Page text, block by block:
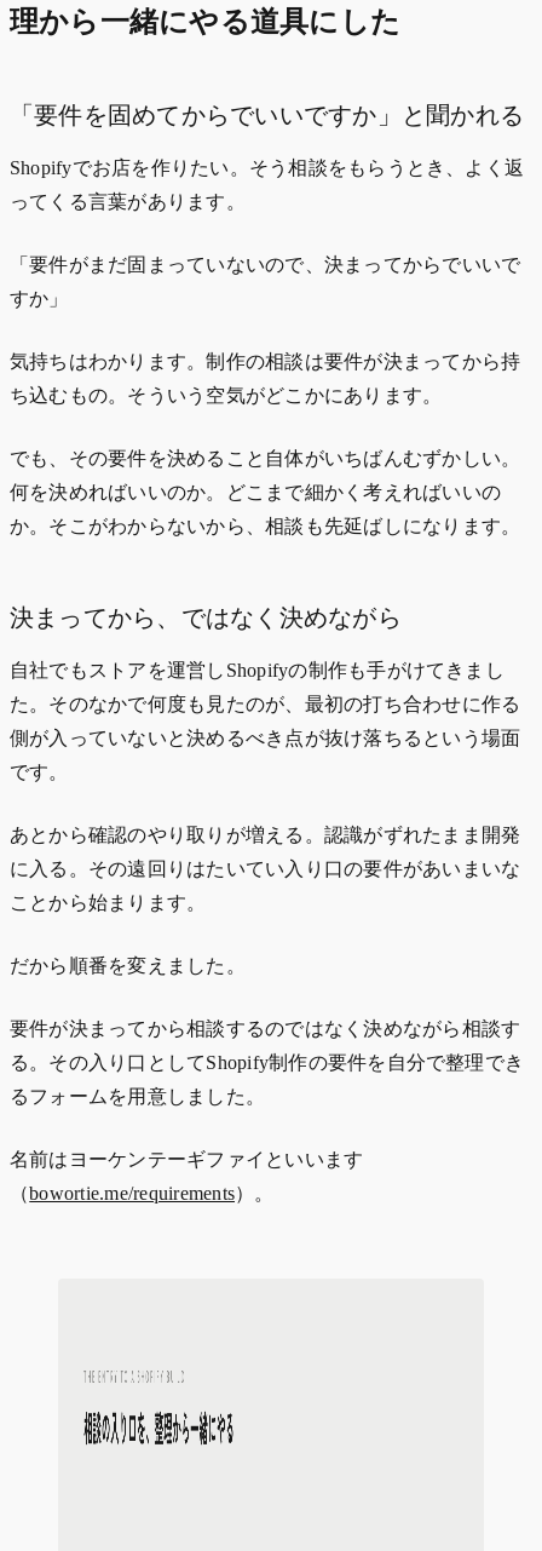
理から一緒にやる道具にした
「要件を固めてからでいいですか」と聞かれる
Shopifyでお店を作りたい。そう相談をもらうとき、よく返
ってくる言葉があります。
「要件がまだ固まっていないので、決まってからでいいで
すか」
気持ちはわかります。制作の相談は要件が決まってから持
ち込むもの。そういう空気がどこかにあります。
でも、その要件を決めること自体がいちばんむずかしい。
何を決めればいいのか。どこまで細かく考えればいいの
か。そこがわからないから、相談も先延ばしになります。
決まってから、ではなく決めながら
自社でもストアを運営しShopifyの制作も手がけてきまし
た。そのなかで何度も見たのが、最初の打ち合わせに作る
側が入っていないと決めるべき点が抜け落ちるという場面
です。
あとから確認のやり取りが増える。認識がずれたまま開発
に入る。その遠回りはたいてい入り口の要件があいまいな
ことから始まります。
だから順番を変えました。
要件が決まってから相談するのではなく決めながら相談す
る。その入り口としてShopify制作の要件を自分で整理でき
るフォームを用意しました。
名前はヨーケンテーギファイといいます
（bowortie.me/requirements）。